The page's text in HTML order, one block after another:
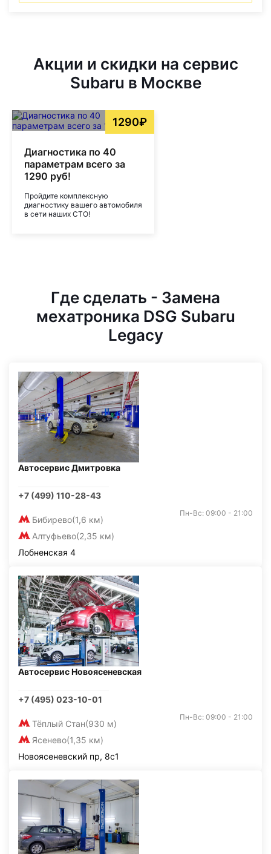
Акции и скидки на сервис
Subaru в Москве
1290₽
Диагностика по 40
параметрам всего за
1290 руб!
Пройдите комплексную
диагностику вашего автомобиля
в сети наших СТО!
Где сделать - Замена
мехатроника DSG Subaru
Legacy
Автосервис Дмитровка
+7 (499) 110-28-43
Бибирево(1,6 км)
Алтуфьево(2,35 км)
Пн-Вс: 09:00 - 21:00
Лобненская 4
Автосервис Новоясеневская
+7 (495) 023-10-01
Тёплый Стан(930 м)
Ясенево(1,35 км)
Пн-Вс: 09:00 - 21:00
Новоясеневский пр, 8с1